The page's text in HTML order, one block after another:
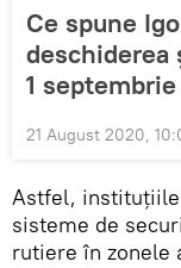
Ce spune
1 septembrie
21 August 2020,
Astfel, instituțiile
sisteme de
rutiere în zonele